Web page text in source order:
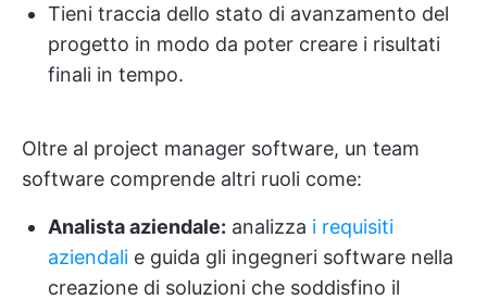
Tieni traccia dello stato di avanzamento del
progetto in modo da poter creare i risultati
finali in tempo.
Oltre al project manager software, un team
software comprende altri ruoli come:
Analista aziendale: analizza i requisiti
aziendali e guida gli ingegneri software nella
creazione di soluzioni che soddisfino il